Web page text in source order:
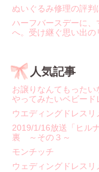
ぬいぐるみ修理の評
ハーフバースデーに
へ。受け継ぐ思い出の
人気記事
お譲りなんてもった
やってみたいベビード
ウエディングドレスリ
2019/1/16放送「ヒル
裏 ～その３～
モンチッチ
ウェディングドレス